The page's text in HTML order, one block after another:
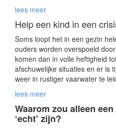
lees meer
Help een kind in een
Soms loopt het in een gezin
ouders worden overspoeld
komen dan in volle heftigheid
afschuwelijke situaties en er is
weer in rustiger vaarwater te
lees meer
Waarom zou alleen
‘echt’ zijn?